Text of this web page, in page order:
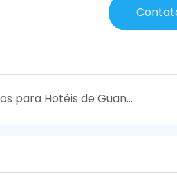
Convite para a 31ª Exposição de Suprimentos para Hotéis de Guangzhou | Apex Refrigeration